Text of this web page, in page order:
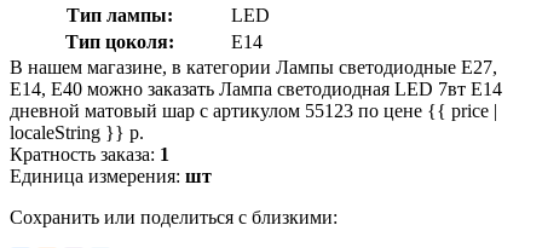
Тип лампы:
LED
Тип цоколя:
E14
В нашем магазине, в категории Лампы светодиодные E27,
E14, E40 можно заказать Лампа светодиодная LED 7вт Е14
дневной матовый шар с артикулом 55123 по цене {{ price |
localeString }} р.
Кратность заказа: 1
Единица измерения: шт
Сохранить или поделиться с близкими: